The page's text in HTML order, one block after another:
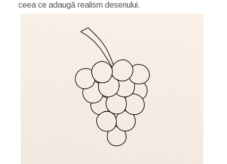
ceea ce adaugă realism desenului.